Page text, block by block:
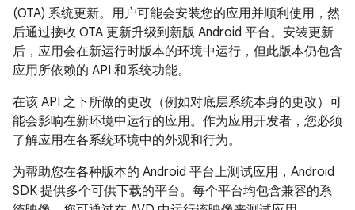
(OTA) 系统更新。用户可能会安装您的应用并顺利使用，然
后通过接收 OTA 更新升级到新版 Android 平台。安装更新
后，应用会在新运行时版本的环境中运行，但此版本仍包含
应用所依赖的 API 和系统功能。
在该 API 之下所做的更改（例如对底层系统本身的更改）可
能会影响在新环境中运行的应用。 作为应用开发者，您必须
了解应用在各系统环境中的外观和行为。
为帮助您在各种版本的 Android 平台上测试应用，Android
SDK 提供多个可供下载的平台。每个平台均包含兼容的系